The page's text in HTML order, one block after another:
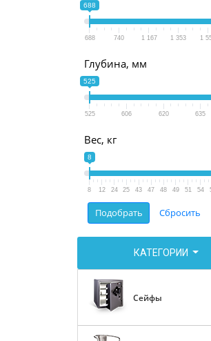
688
688 740 1 167 1 353 1
Глубина, мм
525
525 606 620 635
Вес, кг
8
8 12 24 25 43 47 48 49 51 54
КАТЕГОРИИ
Сейфы